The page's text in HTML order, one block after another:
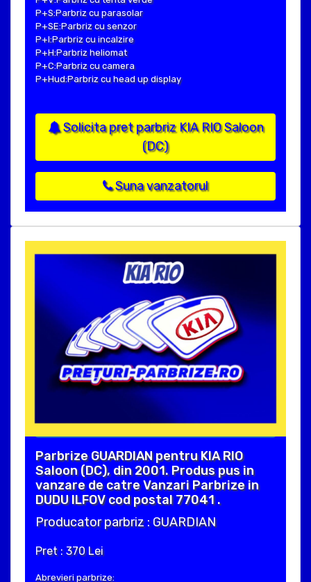
P+S:Parbriz cu parasolar
P+SE:Parbriz cu senzor
P+I:Parbriz cu incalzire
P+H:Parbriz heliomat
P+C:Parbriz cu camera
P+Hud:Parbriz cu head up display
Solicita pret parbriz KIA RIO Saloon
(DC)
Suna vanzatorul
Parbrize GUARDIAN pentru KIA RIO
Saloon (DC), din 2001. Produs pus in
vanzare de catre Vanzari Parbrize in
DUDU ILFOV cod postal 77041 .
Producator parbriz : GUARDIAN
Pret : 370 Lei
Abrevieri parbrize: